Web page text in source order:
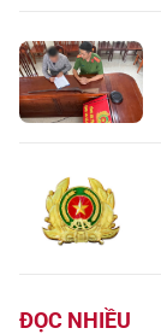
ĐỌC NHIỀU